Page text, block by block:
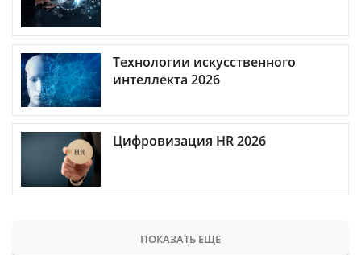
Технологии искусственного
интеллекта 2026
Цифровизация HR 2026
ПОКАЗАТЬ ЕЩЕ